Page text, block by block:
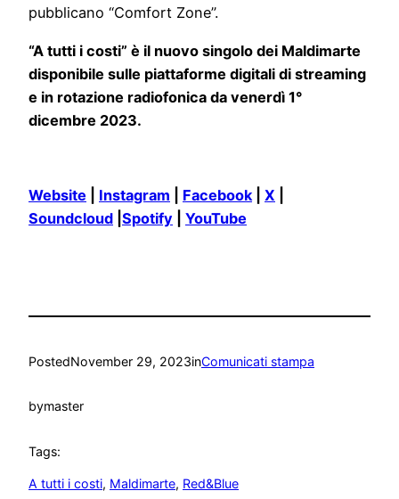
pubblicano “Comfort Zone”.
“A tutti i costi” è il nuovo singolo dei Maldimarte
disponibile sulle piattaforme digitali di streaming
e in rotazione radiofonica da venerdì 1°
dicembre 2023.
Website Instagram Facebook| X
Soundcloud Spotify YouTube
PostedNovember 29, 2023inComunicati stampa
bymaster
Tags:
A tutti i costi, Maldimarte, Red&Blue